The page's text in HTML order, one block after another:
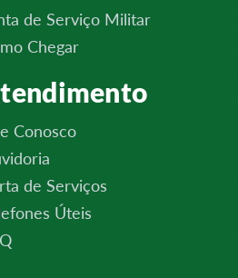
de Serviço Militar
Chegar
Conosco
de Serviços
Úteis